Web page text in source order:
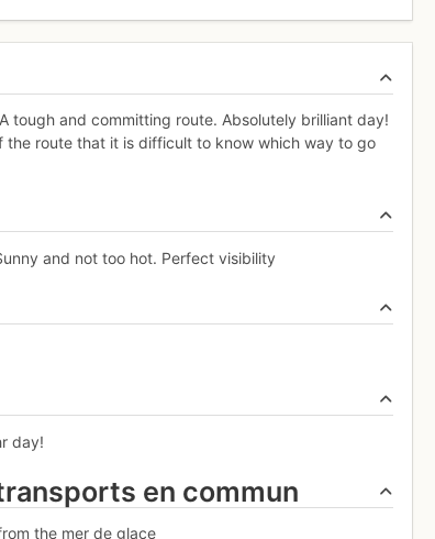
tough and committing route. Absolutely brilliant day!
the route that it is difficult to know which way to go
and not too hot. Perfect visibility
day!
en commun
the mer de glace